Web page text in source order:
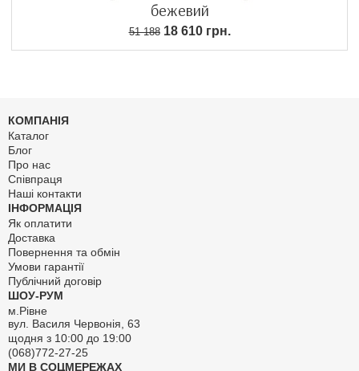
бежевий
51 18818 610 грн.
КОМПАНІЯ
Каталог
Блог
Про нас
Співпраця
Наші контакти
ІНФОРМАЦІЯ
Як оплатити
Доставка
Повернення та обмін
Умови гарантії
Публічний договір
ШОУ-РУМ
м.Рівне
вул. Василя Червонія, 63
щодня з 10:00 до 19:00
(068)772-27-25
МИ В СОЦМЕРЕЖАХ